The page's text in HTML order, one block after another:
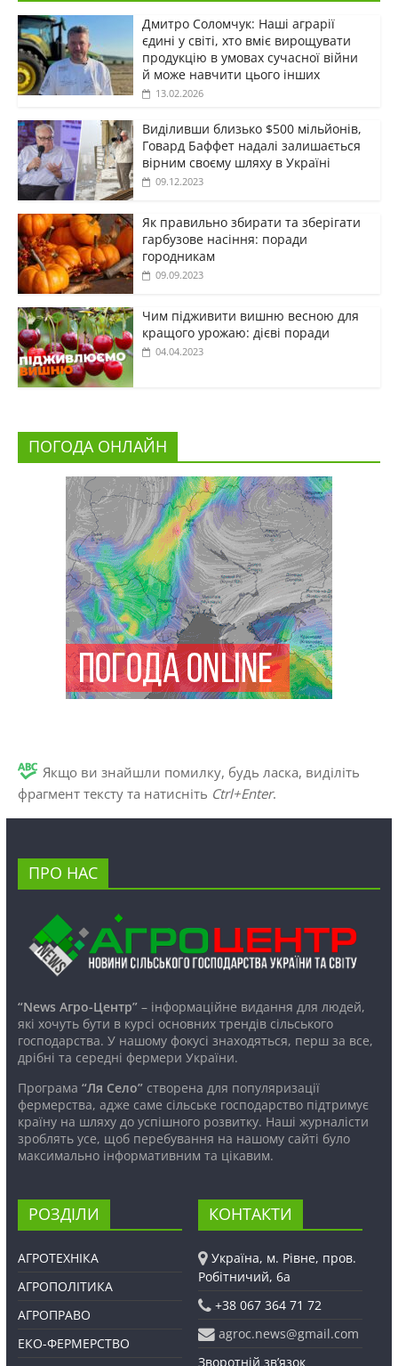
Дмитро Соломчук: Наші аграрії
єдині у світі, хто вміє вирощувати
продукцію в умовах сучасної війни
й може навчити цього інших
13.02.2026
Виділивши близько $500 мільйонів,
Говард Баффет надалі залишається
вірним своєму шляху в Україні
09.12.2023
Як правильно збирати та зберігати
гарбузове насіння: поради
городникам
09.09.2023
Чим підживити вишню весною для
кращого урожаю: дієві поради
04.04.2023
ПОГОДА ОНЛАЙН
Якщо ви знайшли помилку, будь ласка, виділіть
фрагмент тексту та натисніть Ctrl+Enter.
ПРО НАС
“News Агро-Центр”– інформаційне видання для людей,
які хочуть бути в курсі основних трендів сільського
господарства. У нашому фокусі знаходяться, перш за все,
дрібні та середні фермери України.
Програма “Ля Село”створена для популяризації
фермерства, адже саме сільське господарство підтримує
країну на шляху до успішного розвитку. Наші журналісти
зроблять усе, щоб перебування на нашому сайті було
максимально інформативним та цікавим.
РОЗДІЛИ
АГРОТЕХНІКА
АГРОПОЛІТИКА
АГРОПРАВО
ЕКО-ФЕРМЕРСТВО
КОНТАКТИ
Україна, м. Рівне, пров.
Робітничий, 6а
+38 067 364 71 72
agroc.news@gmail.com
Зворотній зв’язок